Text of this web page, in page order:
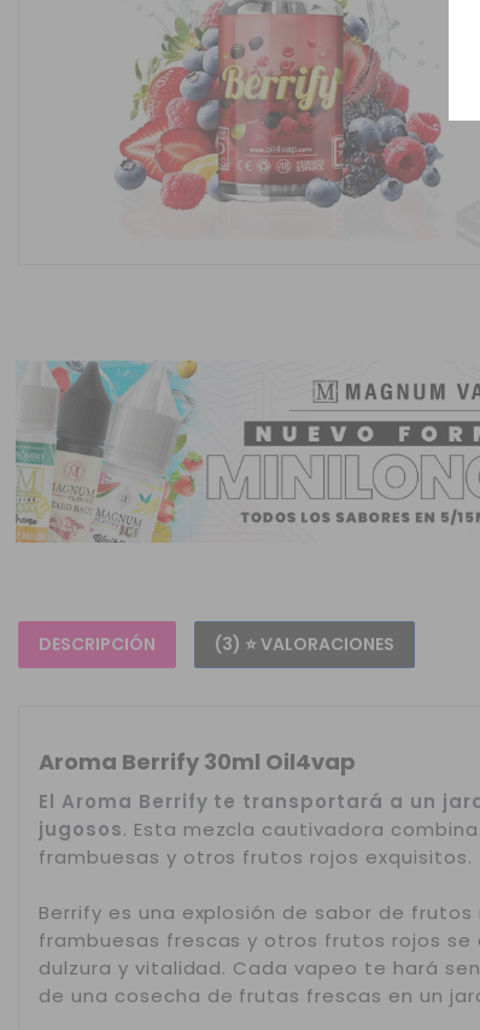
DESCRIPCIÓN (3) ⭐ VALORACIONES
Aroma Berrify 30ml Oil4vap
El Aroma Berrify te transportará a un
jugosos. Esta mezcla cautivadora
frambuesas y otros frutos rojos exquisitos.
Berrify es una explosión de sabor de frutos
frambuesas frescas y otros frutos rojos se
dulzura y vitalidad. Cada vapeo te hará
de una cosecha de frutas frescas en un